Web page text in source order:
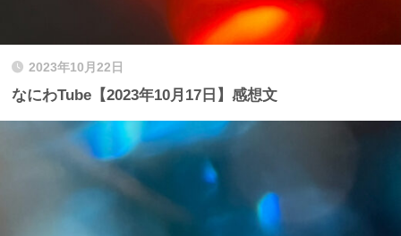
2023年10月22日
なにわTube【2023年10月17日】感想文